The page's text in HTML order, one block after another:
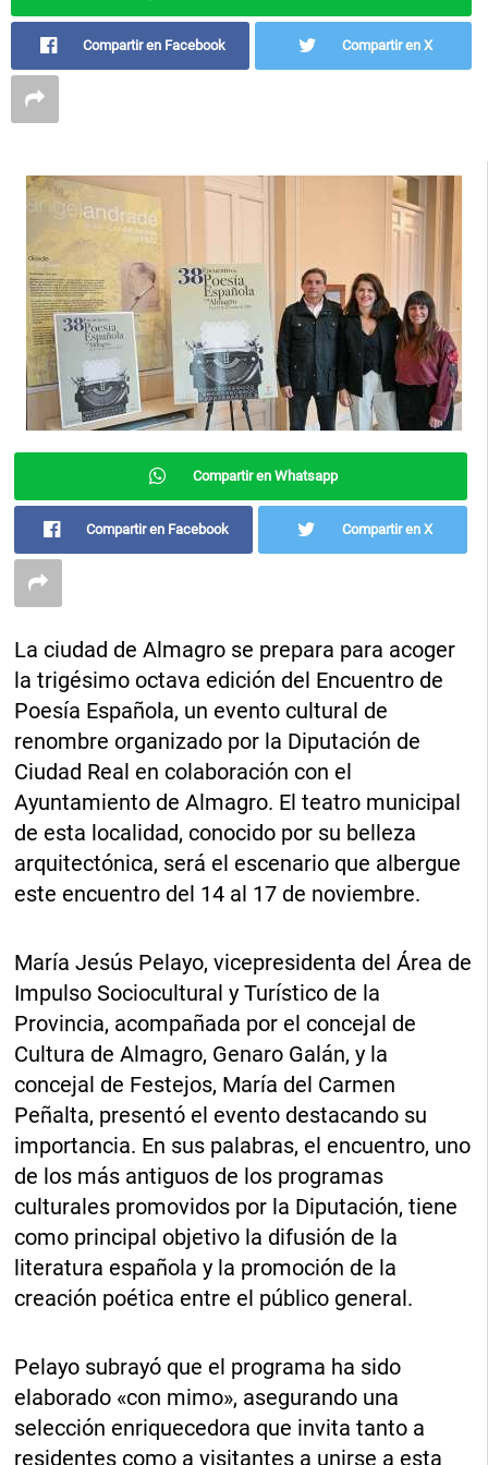
Compartir en Facebook Compartir en X
Compartir en Whatsapp
Compartir en Facebook Compartir en X
La ciudad de Almagro se prepara para acoger
la trigésimo octava edición del Encuentro de
Poesía Española, un evento cultural de
renombre organizado por la Diputación de
Ciudad Real en colaboración con el
Ayuntamiento de Almagro. El teatro municipal
de esta localidad, conocido por su belleza
arquitectónica, será el escenario que albergue
este encuentro del 14 al 17 de noviembre.
María Jesús Pelayo, vicepresidenta del Área de
Impulso Sociocultural y Turístico de la
Provincia, acompañada por el concejal de
Cultura de Almagro, Genaro Galán, y la
concejal de Festejos, María del Carmen
Peñalta, presentó el evento destacando su
importancia. En sus palabras, el encuentro, uno
de los más antiguos de los programas
culturales promovidos por la Diputación, tiene
como principal objetivo la difusión de la
literatura española y la promoción de la
creación poética entre el público general.
Pelayo subrayó que el programa ha sido
elaborado «con mimo», asegurando una
selección enriquecedora que invita tanto a
residentes como a visitantes a unirse a esta